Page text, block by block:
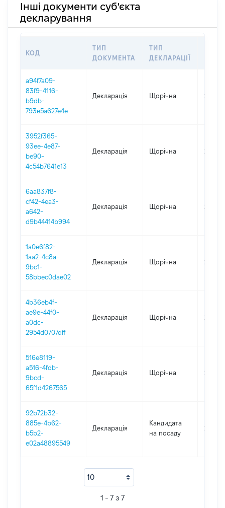
Інші документи суб'єкта
декларування
КОД
ТИП
ДОКУМЕНТА
ТИП
ДЕКЛАРАЦІЇ
a94f7a09-
83f9-4116-
b9db-
793e5a627e4e
Декларація Щорічна 2025
3952f365-
93ee-4e87-
be90-
4c54b7641e13
Декларація Щорічна 2024
6aa837f8-
cf42-4ea3-
a642-
d9b44414b994
Декларація Щорічна 2023
1a0e6f82-
1aa2-4c8a-
9bc1-
58bbec0dae02
Декларація Щорічна 2022
4b36eb4f-
ae9e-44f0-
a0dc-
2954d0707dff
Декларація Щорічна 2021
516e8119-
a516-4fdb-
9bcd-
65f1d4267565
Декларація Щорічна 2020
92b72b32-
885e-4b62-
b5b2-
e02a48895549
Декларація
Кандидата
на посаду
2019
1 - 7 з 7